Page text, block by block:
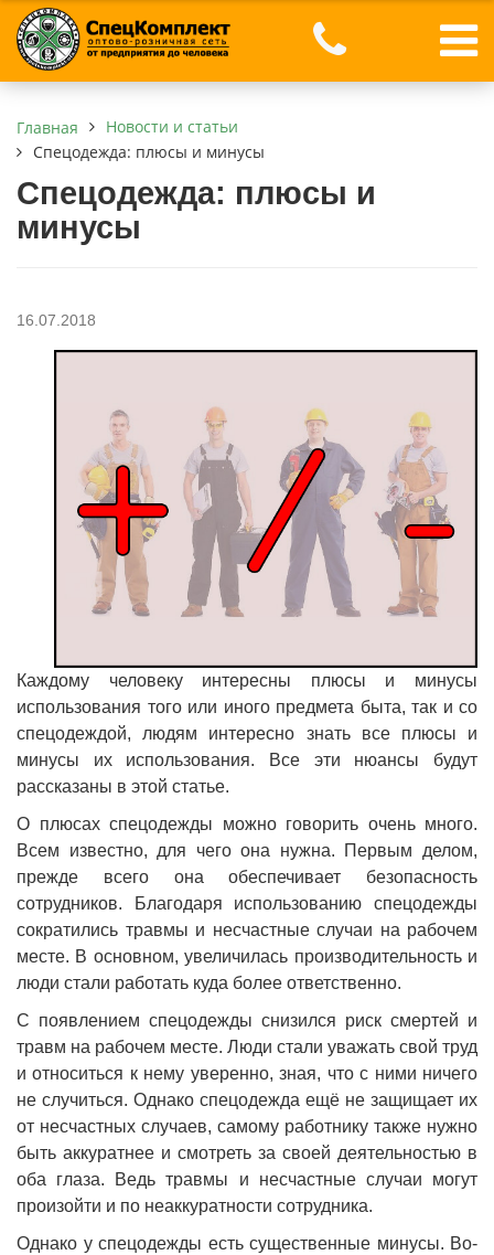
Главная
Новости и статьи
Спецодежда: плюсы и минусы
Спецодежда: плюсы и
минусы
16.07.2018
Каждому человеку интересны плюсы и минусы
использования того или иного предмета быта, так и со
спецодеждой, людям интересно знать все плюсы и
минусы их использования. Все эти нюансы будут
рассказаны в этой статье.
О плюсах спецодежды можно говорить очень много.
Всем известно, для чего она нужна. Первым делом,
прежде всего она обеспечивает безопасность
сотрудников. Благодаря использованию спецодежды
сократились травмы и несчастные случаи на рабочем
месте. В основном, увеличилась производительность и
люди стали работать куда более ответственно.
С появлением спецодежды снизился риск смертей и
травм на рабочем месте. Люди стали уважать свой труд
и относиться к нему уверенно, зная, что с ними ничего
не случиться. Однако спецодежда ещё не защищает их
от несчастных случаев, самому работнику также нужно
быть аккуратнее и смотреть за своей деятельностью в
оба глаза. Ведь травмы и несчастные случаи могут
произойти и по неаккуратности сотрудника.
Однако у спецодежды есть существенные минусы. Во-